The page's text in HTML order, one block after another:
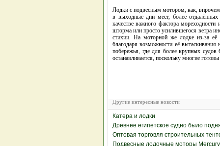
Лодки с подвесным мотором, как,
в выходные дни мест, более отдалённых
качестве важного фактора
шторма или просто усилившегося ветра
стихии. На моторной же лодке из-за
благодаря возможности её вытаскивания
побережья, где для более крупных судов
останавливается, поскольку многие
Другие интересные новости
Катера и лодки
Древнее египетское судно было
Оптовая торговля строительных
Подвесные лодочные моторы Mercury